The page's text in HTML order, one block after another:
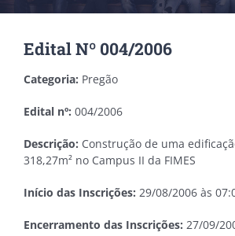
Edital Nº 004/2006
Categoria: Pregão
Edital nº: 004/2006
Descrição: Construção de uma
318,27m² no Campus II da FIMES
Início das Inscrições: 29/08/2006 às
Encerramento das Inscrições: 27/09/